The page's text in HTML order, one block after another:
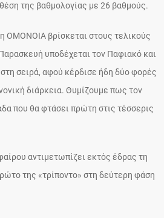
της βαθμολογίας με 26 βαθμούς.
ΟΜΟΝΟΙΑ βρίσκεται στους τελικούς
υποδέχεται τον Παφιακό και
στη σειρά, αφού κέρδισε ήδη δύο φορές
διάρκεια. Θυμίζουμε πως τον
που θα φτάσει πρώτη στις τέσσερις
αντιμετωπίζει εκτός έδρας τη
της «τρίποντο» στη δεύτερη φάση